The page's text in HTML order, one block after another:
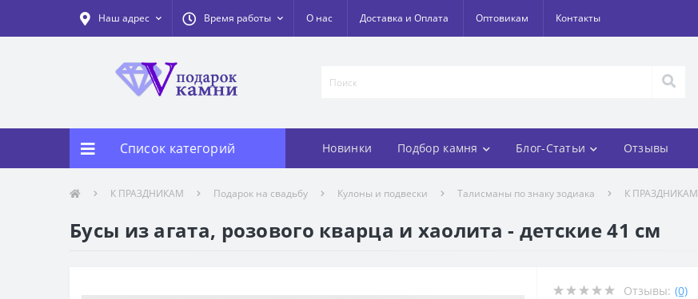
Наш адрес Время работы О нас Доставка и Оплата Оптовикам Контакты
Список категорий Новинки Подбор камня Блог-Статьи Отзывы
К ПРАЗДНИКАМ Подарок на свадьбу Кулоны и подвески Талисманы по знаку зодиака К ПРАЗДНИКАМ
Бусы из агата, розового кварца и хаолита - детские 41 см
Отзывы: (0)